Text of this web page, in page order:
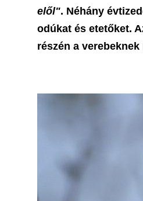
elől". Néhány
odúkat és etetőket.
részén a